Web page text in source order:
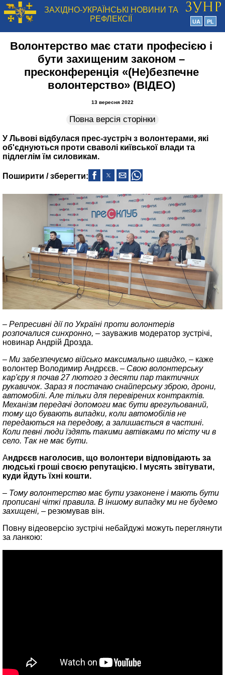
ЗАХІДНО-УКРАЇНСЬКІ НОВИНИ ТА
РЕФЛЕКСІЇ
UA PL
Волонтерство має стати професією і
бути захищеним законом –
пресконференція «(Не)безпечне
волонтерство» (ВІДЕО)
13 вересня 2022
Повна версія сторінки
У Львові відбулася прес‑зустріч з волонтерами, які
об'єднуються проти сваволі київської влади та
підлеглім їм силовикам.
Поширити / зберегти:
– Репресивні дії по Україні проти волонтерів
розпочалися синхронно, – зауважив модератор зустрічі,
новинар Андрій Дрозда.
– Ми забезпечуємо військо максимально швидко, – каже
волонтер Володимир Андрєєв. – Свою волонтерську
кар'єру я почав 27 лютого з десяти пар тактичних
рукавичок. Зараз я постачаю снайперську зброю, дрони,
автомобілі. Але тільки для перевірених контрактів.
Механізм передачі допомоги має бути врегульований,
тому що бувають випадки, коли автомобілів не
передаються на передову, а залишається в частині.
Коли певні люди їздять такими автівками по місту чи в
село. Так не має бути.
Андрєєв наголосив, що волонтери відповідають за
людські гроші своєю репутацією. І мусять звітувати,
куди йдуть їхні кошти.
– Тому волонтерство має бути узаконене і мають бути
прописані чіткі правила. В іншому випадку ми не будемо
захищені, – резюмував він.
Повну відеоверсію зустрічі небайдужі можуть переглянути
за ланкою: